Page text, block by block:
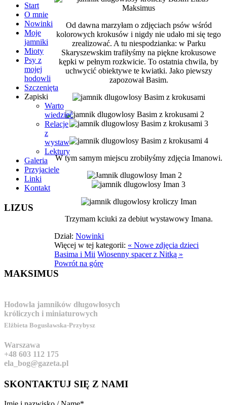
Od dawna marzyłam o zdjęciach psów wśród
kolorowych krokusów i nigdy nie udało mi się tego
zrealizować. A tu niespodzianka: w Parku
Skaryszewskim trafiłyśmy na piękne krokusowe
kępki w pełnym rozkwicie. To ostatnia chwila, by
uchwycić obiektywe te kwiatki. Jako piewszy
zapozował Basim.
W tym samym miejscu zrobiłyśmy zdjęcia Imanowi.
Trzymam kciuki za debiut wystawowy Imana.
Dział: Nowinki
Więcej w tej kategorii: « Nowe zdjęcia dzieci
Basima i Mii Wiosenny spacer z Nitką »
Powrót na górę
Start
O mnie
Nowinki
Moje
jamniki
Mioty
Psy z
mojej
hodowli
Szczenięta
Zapiski
Warto
wiedzieć
Relacje
z
wystaw
Lektury
Galeria
Przyjaciele
Linki
Kontakt
LIZUS
MAKSIMUS
Hodowla jamników długowłosych
króliczych i miniaturowych
Elżbieta Bogusławska-Przybysz
Warszawa
+48 603 112 175
ela_bog@gazeta.pl
SKONTAKTUJ SIĘ Z NAMI